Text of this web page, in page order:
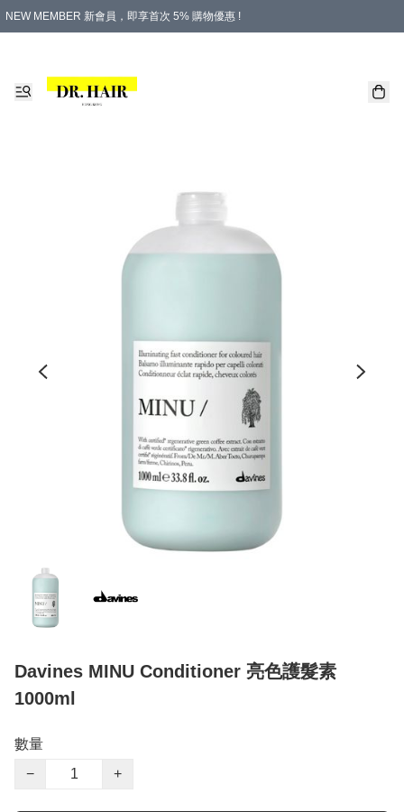
NEW MEMBER 新會員，即享首次 5% 購物優惠 !
Davines MINU Conditioner 亮色護髮素
1000ml
數量
−
+